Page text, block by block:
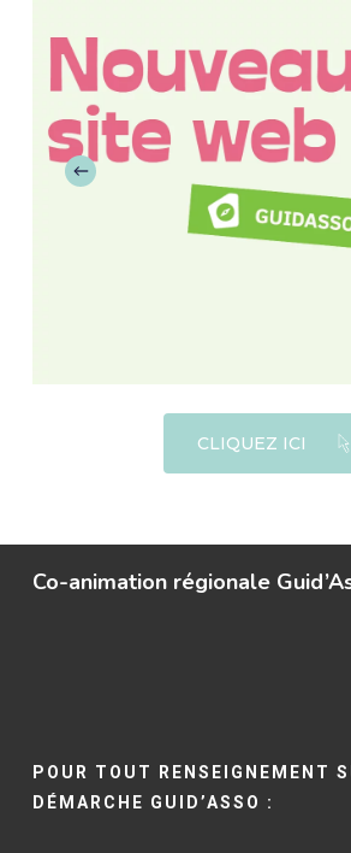
CLIQUEZ ICI
Co-animation régionale
POUR TOUT RENSEIGNEMENT
DÉMARCHE GUID’ASSO :